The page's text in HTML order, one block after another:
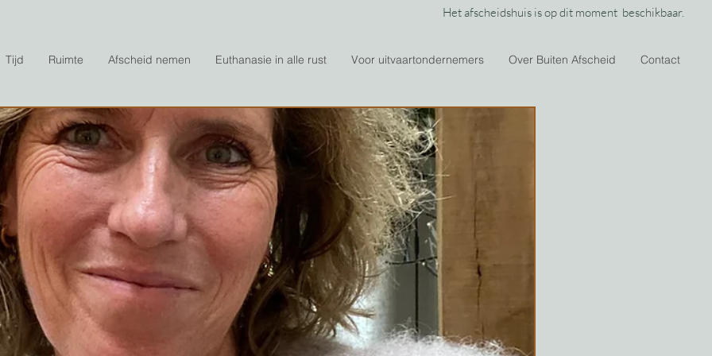
Tijd Ruimte Afscheid nemen Euthanasie in alle rust Voor uitvaartondernemers Over Buiten Afscheid Contact
Het afscheidshuis is op dit moment beschikbaar.